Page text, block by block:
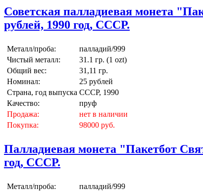
Советская палладиевая монета
рублей, 1990 год, СССР.
Металл/проба:
палладий/999
Чистый металл:
31.1 гр. (1 ozt)
Общий вес:
31,11 гр.
Номинал:
25 рублей
Страна, год выпуска СССР, 1990
Качество:
пруф
Продажа:
нет в наличии
Покупка:
98000 руб.
Палладиевая монета "Пакетбот
год, СССР.
Металл/проба:
палладий/999